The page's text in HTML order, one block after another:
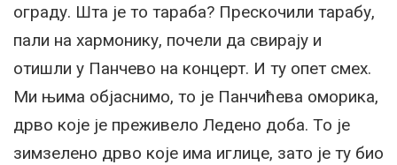
ограду. Шта је то тараба? Прескочили тарабу,
пали на хармонику, почели да свирају и
отишли у Панчево на концерт. И ту опет смех.
Ми њима објаснимо, то је Панчићева оморика,
дрво које је преживело Ледено доба. То је
зимзелено дрво које има иглице, зато је ту био